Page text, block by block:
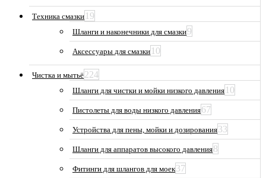
Техника смазки 19
Шланги и наконечники для смазки9
Аксессуары для смазки 10
Чистка и мытьё224
Шланги для чистки и мойки низкого давления 10
Пистолеты для воды низкого давления67
Устройства для пены, мойки и дозирования33
Шланги для аппаратов высокого давления8
Фитинги для шлангов для моек37